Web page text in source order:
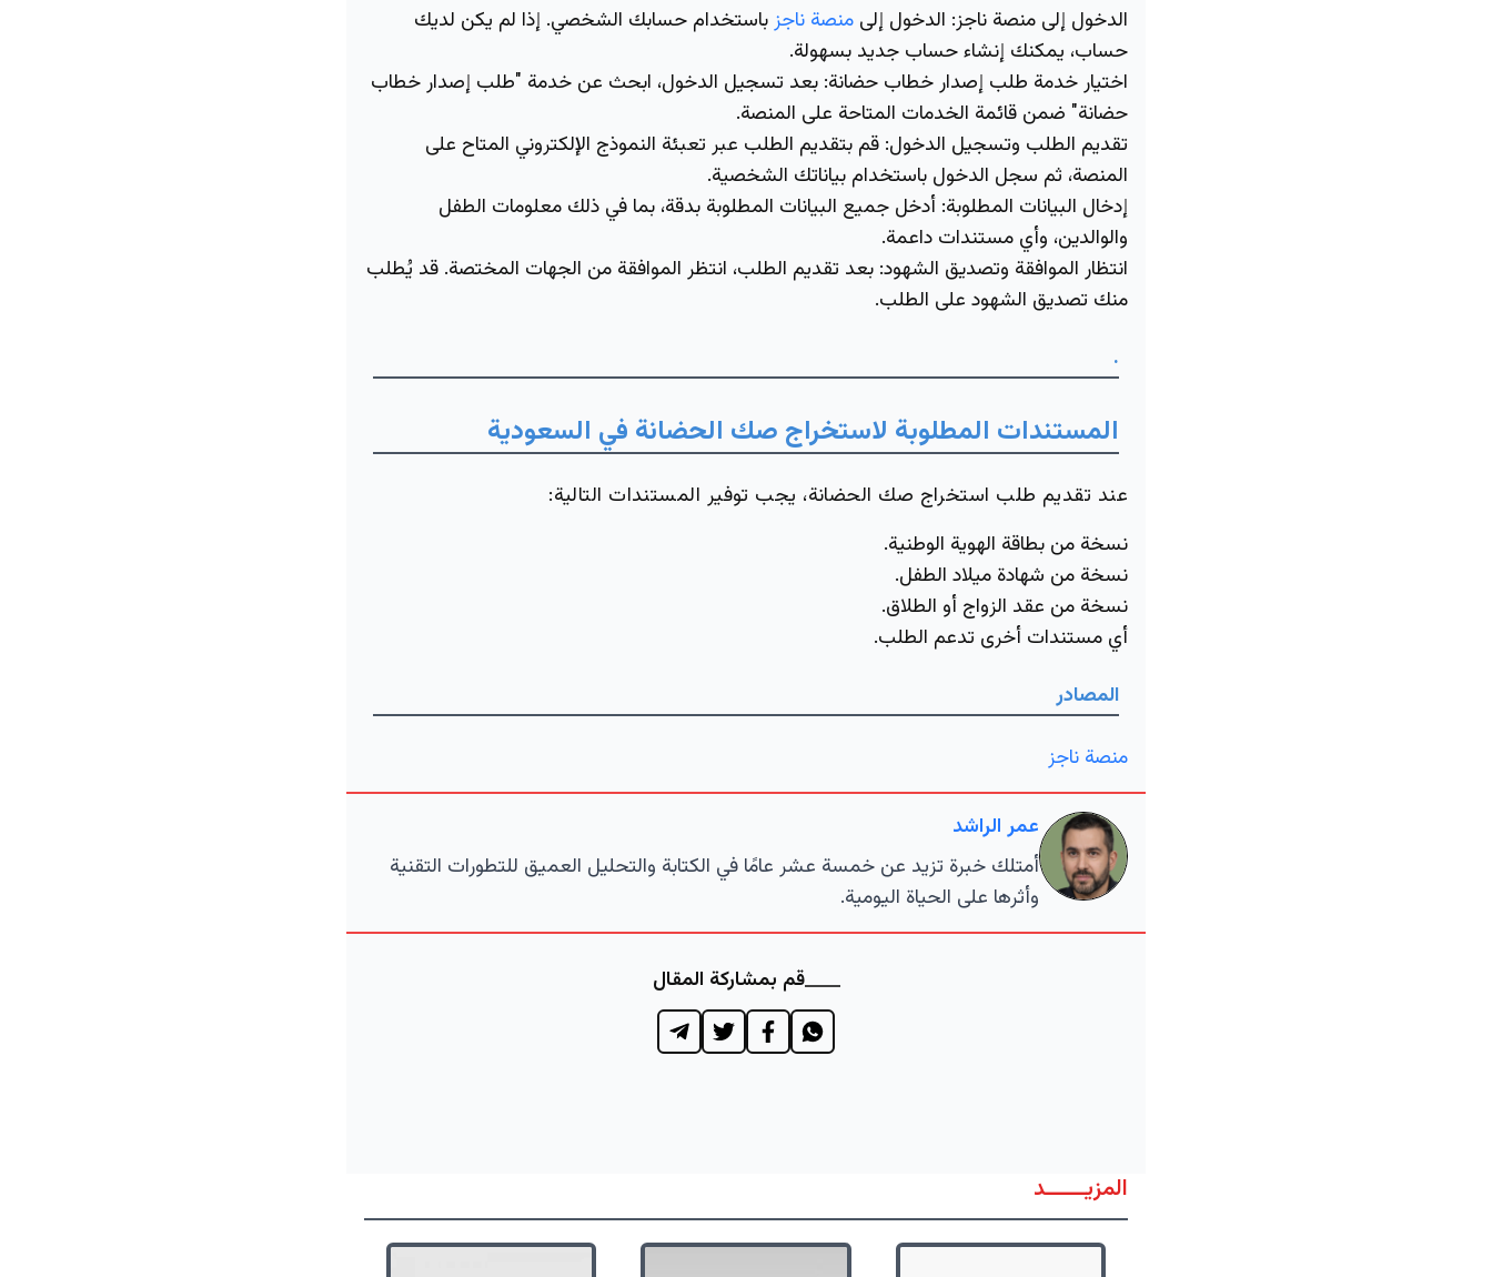
الدخول إلى منصة ناجز: الدخول إلى منصة ناجزباستخدام حسابك الشخصي. إذا لم يكن لديك
حساب، يمكنك إنشاء حساب جديد بسهولة.
اختيار خدمة طلب إصدار خطاب حضانة: بعد تسجيل الدخول، ابحث عن خدمة "طلب إصدار خطاب
حضانة" ضمن قائمة الخدمات المتاحة على المنصة.
تقديم الطلب وتسجيل الدخول: قم بتقديم الطلب عبر تعبئة النموذج الإلكتروني المتاح على
المنصة، ثم سجل الدخول باستخدام بياناتك الشخصية.
إدخال البيانات المطلوبة: أدخل جميع البيانات المطلوبة بدقة، بما في ذلك معلومات الطفل
والوالدين، وأي مستندات داعمة.
انتظار الموافقة وتصديق الشهود: بعد تقديم الطلب، انتظر الموافقة من الجهات المختصة. قد يُطلب
منك تصديق الشهود على الطلب.
.
المستندات المطلوبة لاستخراج صك الحضانة في السعودية
عند تقديم طلب استخراج صك الحضانة، يجب توفير المستندات التالية:
نسخة من بطاقة الهوية الوطنية.
نسخة من شهادة ميلاد الطفل.
نسخة من عقد الزواج أو الطلاق.
أي مستندات أخرى تدعم الطلب.
المصادر
منصة ناجز
عمر الراشد
أمتلك خبرة تزيد عن خمسة عشر عامًا في الكتابة والتحليل العميق للتطورات التقنية
وأثرها على الحياة اليومية.
قم بمشاركة المقال
المزيــــــد